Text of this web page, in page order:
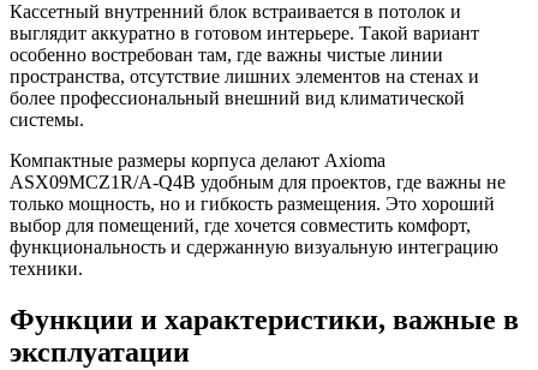
Кассетный внутренний блок встраивается в потолок и
выглядит аккуратно в готовом интерьере. Такой вариант
особенно востребован там, где важны чистые линии
пространства, отсутствие лишних элементов на стенах и
более профессиональный внешний вид климатической
системы.
Компактные размеры корпуса делают Axioma
ASX09MCZ1R/A-Q4B удобным для проектов, где важны не
только мощность, но и гибкость размещения. Это хороший
выбор для помещений, где хочется совместить комфорт,
функциональность и сдержанную визуальную интеграцию
техники.
Функции и характеристики, важные в
эксплуатации